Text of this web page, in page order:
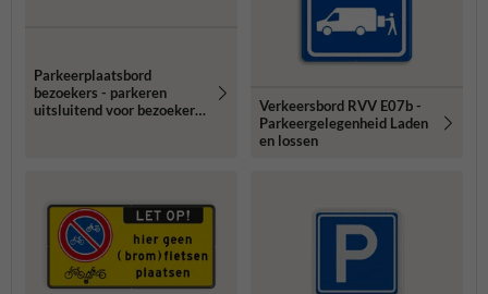
Parkeerplaatsbord
bezoekers - parkeren
uitsluitend voor bezoekers
Verkeersbord RVV E07b -
Parkeergelegenheid Laden
en lossen